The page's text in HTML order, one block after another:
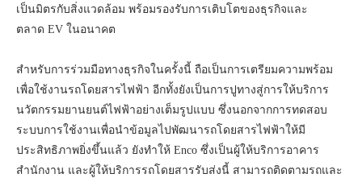
เป็นมิตรกับสิ่งแวดล้อม พร้อมรองรับการเติบโตของธุรกิจและ
ตลาด EV ในอนาคต
สำหรับการร่วมมือทางธุรกิจในครั้งนี้ ถือเป็นการเตรียมความพร้อม
เพื่อใช้งานรถโดยสารไฟฟ้า อีกทั้งยังเป็นการปูทางสู่การให้บริการ
นวัตกรรมยานยนต์ไฟฟ้าอย่างเต็มรูปแบบ ซึ่งนอกจากการทดสอบ
ระบบการใช้งานเพื่อนำข้อมูลไปพัฒนารถโดยสารไฟฟ้าให้มี
ประสิทธิภาพยิ่งขึ้นแล้ว ยังทำให้ Enco ซึ่งเป็นผู้ให้บริการอาคาร
สำนักงาน และผู้ให้บริการรถโดยสารรับส่งนี้ สามารถติดตามรถและ